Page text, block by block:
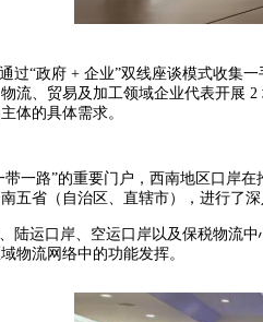
过“政府 + 企业”双线座谈模式收集
流、贸易及加工领域企业代表开展
体的具体需求。
一路”的重要门户，西南地区口岸
五省（自治区、直辖市），进行了
陆运口岸、空运口岸以及保税物流
物流网络中的功能发挥。